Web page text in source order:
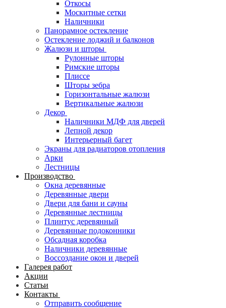
Откосы
Москитные сетки
Наличники
Панорамное остекление
Остекление лоджий и балконов
Жалюзи и шторы
Рулонные шторы
Римские шторы
Плиссе
Шторы зебра
Горизонтальные жалюзи
Вертикальные жалюзи
Декор
Наличники МДФ для дверей
Лепной декор
Интерьерный багет
Экраны для радиаторов отопления
Арки
Лестницы
Производство
Окна деревянные
Деревянные двери
Двери для бани и сауны
Деревянные лестницы
Плинтус деревянный
Деревянные подоконники
Обсадная коробка
Наличники деревянные
Воссоздание окон и дверей
Галерея работ
Акции
Статьи
Контакты
Отправить сообщение